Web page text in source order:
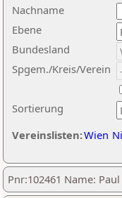
Nachname
Ebene
Sortierung
Bundesland
Spgem./Kreis/Verein
Vereinslisten:Wien
Pnr:102461 Name: